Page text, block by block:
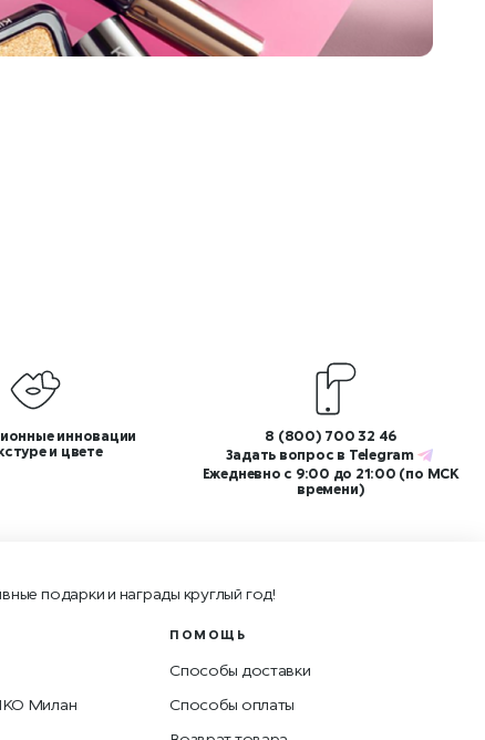
инновации
и цвете
8 (800) 700 32 46
Задать вопрос в Telegram
Ежедневно с 9:00 до 21:00 (по МСК
времени)
подарки и награды круглый год!
Милан
ПОМОЩЬ
Способы доставки
Способы оплаты